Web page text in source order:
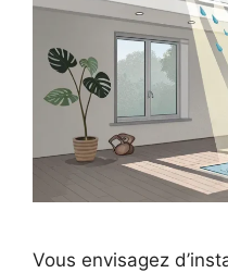
Vous envisagez